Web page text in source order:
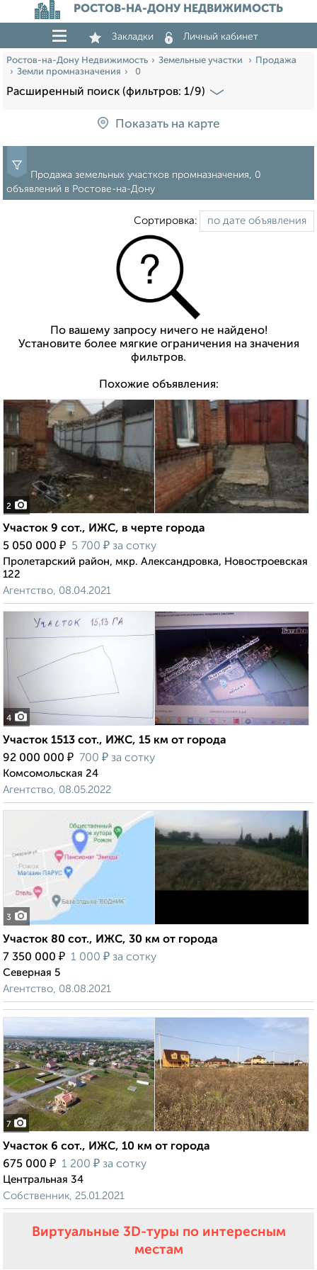
РОСТОВ-НА-ДОНУ НЕДВИЖИМОСТЬ
Закладки Личный кабинет
Ростов-на-Дону Недвижимость Земельные участки
Продажа
Земли промназначения
0
Расширенный поиск (фильтров: 1/9)
Показать на карте
Продажа земельных участков промназначения, 0
объявлений в Ростове-на-Дону
Сортировка:
По вашему запросу ничего не найдено!
Установите более мягкие ограничения на значения
фильтров.
Похожие объявления:
2
Участок 9 сот., ИЖС, в черте города
5 050 000 ₽ 5 700 ₽ за сотку
Пролетарский район, мкр. Александровка, Новостроевская
122
Агентство, 08.04.2021
4
Участок 1513 сот., ИЖС, 15 км от города
92 000 000 ₽ 700 ₽ за сотку
Комсомольская 24
Агентство, 08.05.2022
3
Участок 80 сот., ИЖС, 30 км от города
7 350 000 ₽ 1 000 ₽ за сотку
Северная 5
Агентство, 08.08.2021
7
Участок 6 сот., ИЖС, 10 км от города
675 000 ₽ 1 200 ₽ за сотку
Центральная 34
Собственник, 25.01.2021
Виртуальные 3D-туры по интересным
местам